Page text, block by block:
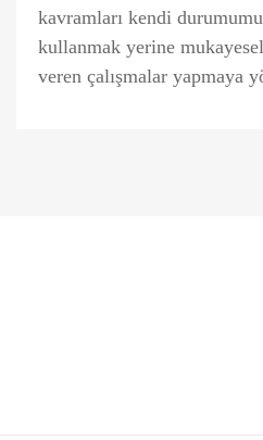
kavramları kendi
kullanmak yerine
veren çalışmalar yapmaya